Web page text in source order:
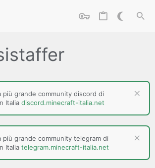
più grande community discord di
Italia discord.minecraft-italia.net
più grande community telegram di
Italia telegram.minecraft-italia.net